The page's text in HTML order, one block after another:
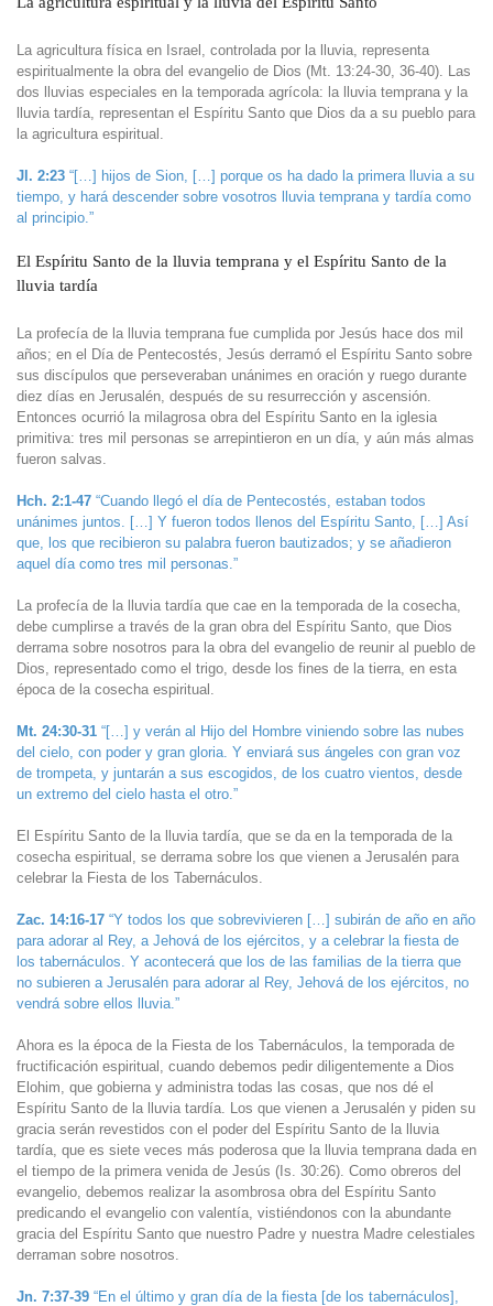
La agricultura física en Israel, controlada por la lluvia, representa
espiritualmente la obra del evangelio de Dios (Mt. 13:24-30, 36-40). Las
dos lluvias especiales en la temporada agrícola: la lluvia temprana y la
lluvia tardía, representan el Espíritu Santo que Dios da a su pueblo para
la agricultura espiritual.
Jl. 2:23 “[…] hijos de Sion, […] porque os ha dado la primera lluvia a su
tiempo, y hará descender sobre vosotros lluvia temprana y tardía como
al principio.”
El Espíritu Santo de la lluvia temprana y el Espíritu Santo de la
lluvia tardía
La profecía de la lluvia temprana fue cumplida por Jesús hace dos mil
años; en el Día de Pentecostés, Jesús derramó el Espíritu Santo sobre
sus discípulos que perseveraban unánimes en oración y ruego durante
diez días en Jerusalén, después de su resurrección y ascensión.
Entonces ocurrió la milagrosa obra del Espíritu Santo en la iglesia
primitiva: tres mil personas se arrepintieron en un día, y aún más almas
fueron salvas.
Hch. 2:1-47 “Cuando llegó el día de Pentecostés, estaban todos
unánimes juntos. […] Y fueron todos llenos del Espíritu Santo, […] Así
que, los que recibieron su palabra fueron bautizados; y se añadieron
aquel día como tres mil personas.”
La profecía de la lluvia tardía que cae en la temporada de la cosecha,
debe cumplirse a través de la gran obra del Espíritu Santo, que Dios
derrama sobre nosotros para la obra del evangelio de reunir al pueblo de
Dios, representado como el trigo, desde los fines de la tierra, en esta
época de la cosecha espiritual.
Mt. 24:30-31 “[…] y verán al Hijo del Hombre viniendo sobre las nubes
del cielo, con poder y gran gloria. Y enviará sus ángeles con gran voz
de trompeta, y juntarán a sus escogidos, de los cuatro vientos, desde
un extremo del cielo hasta el otro.”
El Espíritu Santo de la lluvia tardía, que se da en la temporada de la
cosecha espiritual, se derrama sobre los que vienen a Jerusalén para
celebrar la Fiesta de los Tabernáculos.
Zac. 14:16-17 “Y todos los que sobrevivieren […] subirán de año en año
para adorar al Rey, a Jehová de los ejércitos, y a celebrar la fiesta de
los tabernáculos. Y acontecerá que los de las familias de la tierra que
no subieren a Jerusalén para adorar al Rey, Jehová de los ejércitos, no
vendrá sobre ellos lluvia.”
Ahora es la época de la Fiesta de los Tabernáculos, la temporada de
fructificación espiritual, cuando debemos pedir diligentemente a Dios
Elohim, que gobierna y administra todas las cosas, que nos dé el
Espíritu Santo de la lluvia tardía. Los que vienen a Jerusalén y piden su
gracia serán revestidos con el poder del Espíritu Santo de la lluvia
tardía, que es siete veces más poderosa que la lluvia temprana dada en
el tiempo de la primera venida de Jesús (Is. 30:26). Como obreros del
evangelio, debemos realizar la asombrosa obra del Espíritu Santo
predicando el evangelio con valentía, vistiéndonos con la abundante
gracia del Espíritu Santo que nuestro Padre y nuestra Madre celestiales
derraman sobre nosotros.
Jn. 7:37-39 “En el último y gran día de la fiesta [de los tabernáculos],